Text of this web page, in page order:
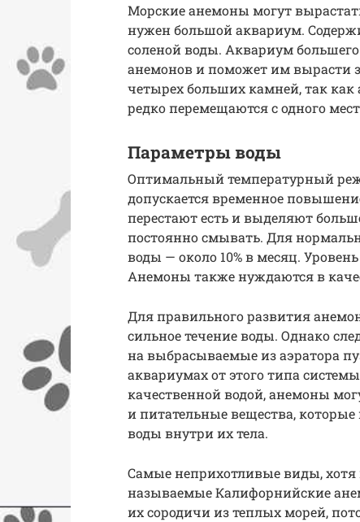
Морские анемоны могут
нужен большой аквариум.
соленой воды. Аквариум
анемонов и поможет им вырасти
четырех больших камней, так
редко перемещаются с одного
Параметры воды
Оптимальный температурный
допускается временное
перестают есть и выделяют
постоянно смывать. Для
воды — около 10% в месяц.
Анемоны также нуждаются в
Для правильного развития
сильное течение воды. Однако
на выбрасываемые из аэратора
аквариумах от этого типа
качественной водой, анемоны
и питательные вещества,
воды внутри их тела.
Самые неприхотливые виды, хотя
называемые Калифорнийские
их сородичи из теплых морей,